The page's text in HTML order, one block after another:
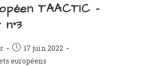
TAACTIC –
Publication
publiée :
17 juin 2022
européens